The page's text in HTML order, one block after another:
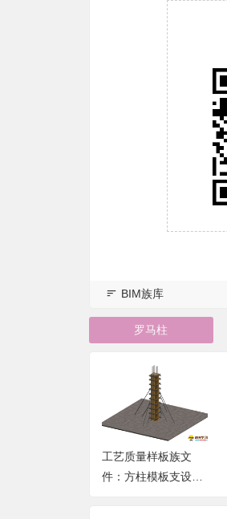
BIM族库
罗马柱
工艺质量样板族文
件：方柱模板支设工